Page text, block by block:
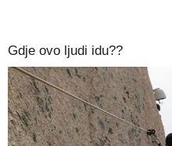
Gdje ovo ljudi idu??